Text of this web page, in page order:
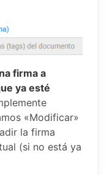
firma a
ya esté
«Modificar»
la firma
(si no está ya